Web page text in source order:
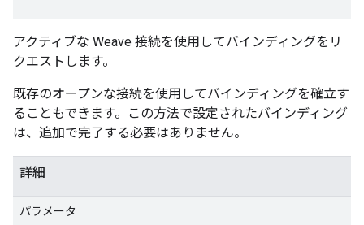
アクティブな Weave 接続を使用してバインディングをリ
クエストします。
既存のオープンな接続を使用してバインディングを確立す
ることもできます。この方法で設定されたバインディング
は、追加で完了する必要はありません。
詳細
パラメータ